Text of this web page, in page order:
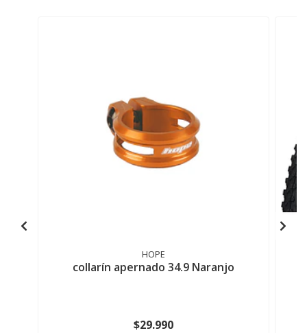
HOPE
collarín apernado 34.9 Naranjo
$29.990